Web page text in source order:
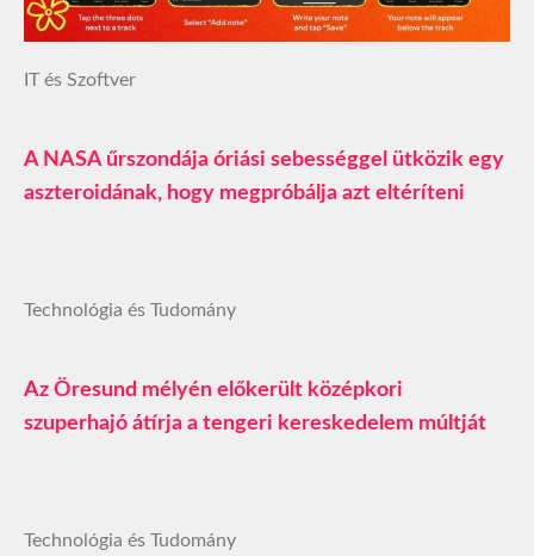
IT és Szoftver
A NASA űrszondája óriási sebességgel ütközik egy
aszteroidának, hogy megpróbálja azt eltéríteni
Technológia és Tudomány
Az Öresund mélyén előkerült középkori
szuperhajó átírja a tengeri kereskedelem múltját
Technológia és Tudomány